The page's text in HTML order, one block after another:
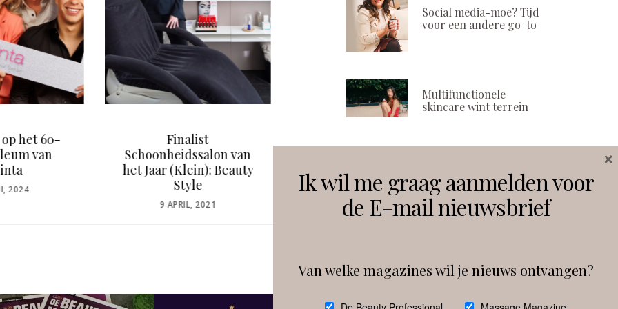
Finalist
van
(Klein): Beauty
Style
Leren van vakgenoten
by Vivian de Rijke: “Mijn
beroep heeft mij veel
gebracht”
POSTED
21 JUNI, 2022
POSTED
ON
27 SEPTEMBER, 2023
protection
ON
Social media-moe? Tijd
voor een andere go-to
Multifunctionele
skincare wint terrein
Instagram Facebook
Follow on Instagram
Ik wil me graag aanmelden voor
de E-mail nieuwsbrief
Van welke magazines wil je nieuws ontvangen?
×